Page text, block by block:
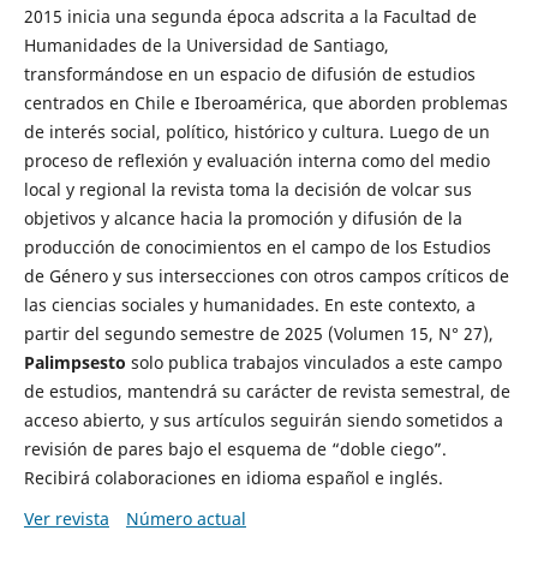
2015 inicia una segunda época adscrita a la Facultad de
Humanidades de la Universidad de Santiago,
transformándose en un espacio de difusión de estudios
centrados en Chile e Iberoamérica, que aborden problemas
de interés social, político, histórico y cultura. Luego de un
proceso de reflexión y evaluación interna como del medio
local y regional la revista toma la decisión de volcar sus
objetivos y alcance hacia la promoción y difusión de la
producción de conocimientos en el campo de los Estudios
de Género y sus intersecciones con otros campos críticos de
las ciencias sociales y humanidades. En este contexto, a
partir del segundo semestre de 2025 (Volumen 15, N° 27),
Palimpsesto solo publica trabajos vinculados a este campo
de estudios, mantendrá su carácter de revista semestral, de
acceso abierto, y sus artículos seguirán siendo sometidos a
revisión de pares bajo el esquema de “doble ciego”.
Recibirá colaboraciones en idioma español e inglés.
Ver revista
Número actual